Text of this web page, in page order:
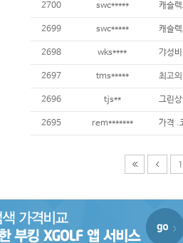
2700 swc***** 캐슬
2699 swc***** 캐슬
2698 wks**** 갸성
2697 tms***** 최고
2696 tjs** 그린
2695 rem******* 가격 .
1